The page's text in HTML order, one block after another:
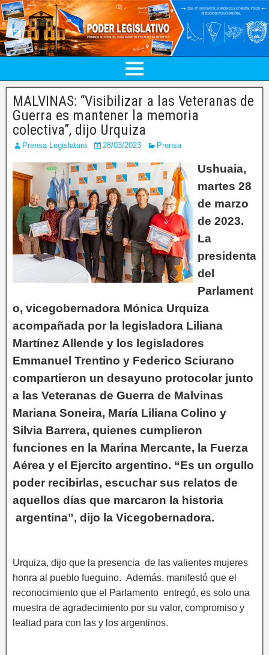
MALVINAS: “Visibilizar a las Veteranas de
Guerra es mantener la memoria
colectiva”, dijo Urquiza
Prensa Legislatura 28/03/2023 Prensa
Ushuaia,
martes 28
de marzo
de 2023.
La
presidenta
del
Parlament
o, vicegobernadora Mónica Urquiza
acompañada por la legisladora Liliana
Martínez Allende y los legisladores
Emmanuel Trentino y Federico Sciurano
compartieron un desayuno protocolar junto
a las Veteranas de Guerra de Malvinas
Mariana Soneira, María Liliana Colino y
Silvia Barrera, quienes cumplieron
funciones en la Marina Mercante, la Fuerza
Aérea y el Ejercito argentino. “Es un orgullo
poder recibirlas, escuchar sus relatos de
aquellos días que marcaron la historia
argentina”, dijo la Vicegobernadora.
Urquiza, dijo que la presencia de las valientes mujeres
honra al pueblo fueguino. Además, manifestó que el
reconocimiento que el Parlamento entregó, es solo una
muestra de agradecimiento por su valor, compromiso y
lealtad para con las y los argentinos.